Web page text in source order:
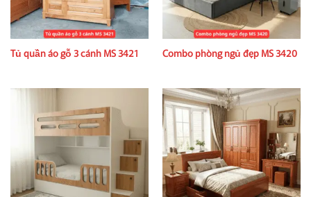
Tủ quần áo gỗ 3 cánh MS 3421 Combo phòng ngủ đẹp MS 3420